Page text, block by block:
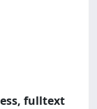
fulltext